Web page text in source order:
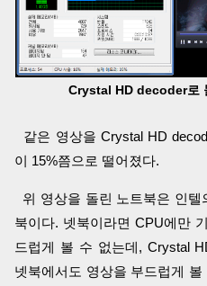
Crystal HD decoder로
같은 영상을 Crystal HD
이 15%쯤으로 떨어졌다.
위 영상을 돌린 노트북은 인텔
북이다. 넷북이라면 CPU에만
드럽게 볼 수 없는데, Crystal
넷북에서도 영상을 부드럽게